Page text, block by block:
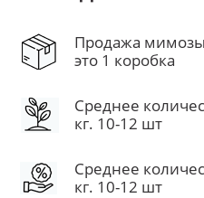
Продажа мимозы
это 1 коробка
Среднее
кг. 10-12 шт
Среднее
кг. 10-12 шт